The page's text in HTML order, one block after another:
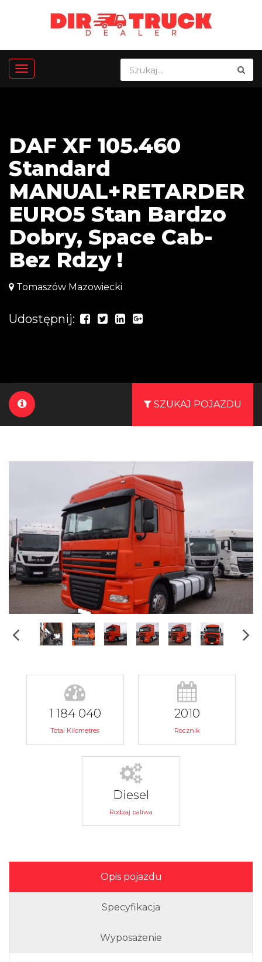
DAF XF 105.460
Standard
MANUAL+RETARDER
EURO5 Stan Bardzo
Dobry, Space Cab-
Bez Rdzy !
Tomaszów Mazowiecki
Udostępnij:
SZUKAJ POJAZDU
1 184 040
Total Kilometres
2010
Rocznik
Diesel
Rodzaj paliwa
Opis pojazdu
Specyfikacja
Wyposażenie